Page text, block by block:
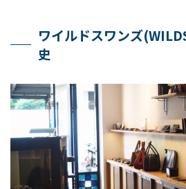
ワイルドスワンズ
史